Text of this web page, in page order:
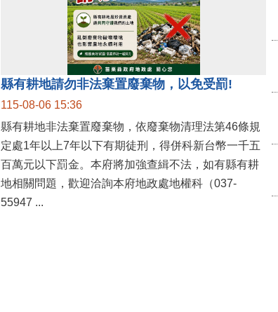
縣有耕地請勿非法棄置廢棄物，以免受罰!
115-08-06 15:36
縣有耕地非法棄置廢棄物，依廢棄物清理法第46條規
定處1年以上7年以下有期徒刑，得併科新台幣一千五
百萬元以下罰金。本府將加強查緝不法，如有縣有耕
地相關問題，歡迎洽詢本府地政處地權科（037-